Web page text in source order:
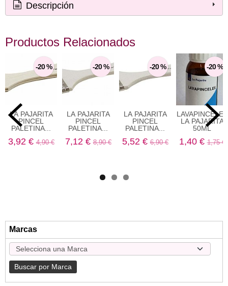
Marcas
Descripción
Productos Relacionados
-20 %
LA PAJARITA
PINCEL
PALETINA...
3,92 €4,90 €
-20 %
LA PAJARITA
PINCEL
PALETINA...
7,12 €8,90 €
-20 %
LA PAJARITA
PINCEL
PALETINA...
5,52 €6,90 €
-20 %
LAVAPINCELES
LA PAJARITA
50ML
1,40 €1,75 €